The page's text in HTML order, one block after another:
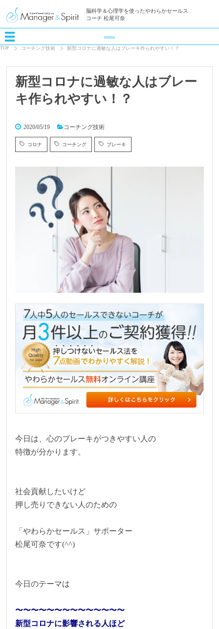
脳科学＆心理学を使ったやわらかセールス
コーチ 松尾可奈
menu
TOP
コーチング技術 新型コロナに過敏な人はブレーキ作られやすい！？
新型コロナに過敏な人はブレー
キ作られやすい！？
2020/05/19 コーチング技術
コロナ コーチング ブレーキ
今日は、心のブレーキがつきやすい人の
特徴が分かります。
社会貢献したいけど
押し売りできない人のための
「やわらかセールス」サポーター
松尾可奈です(^^)
今日のテーマは
〜〜〜〜〜〜〜〜〜〜〜〜〜〜
新型コロナに影響される人ほど